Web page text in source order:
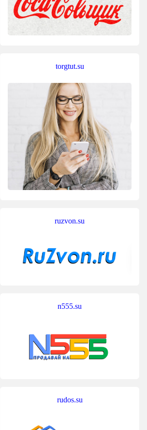
torgtut.su
ruzvon.su
n555.su
rudos.su